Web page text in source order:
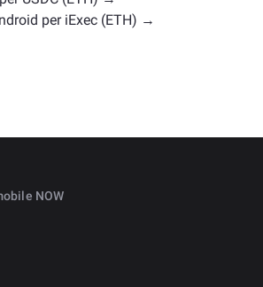
per iExec (ETH) →
NOW